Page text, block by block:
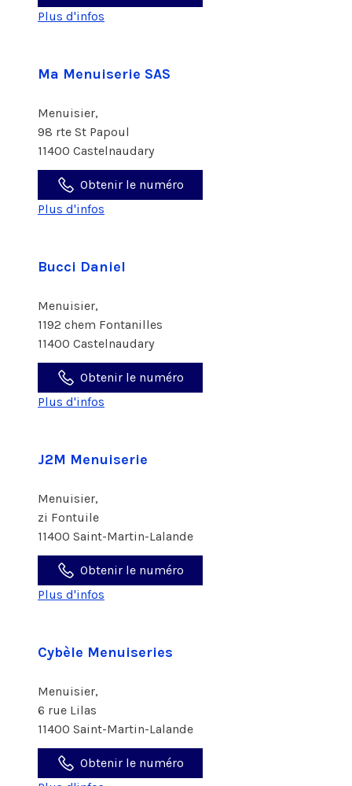
Plus d'infos
Ma Menuiserie SAS
Menuisier,
98 rte St Papoul
11400 Castelnaudary
Obtenir le numéro
Plus d'infos
Bucci Daniel
Menuisier,
1192 chem Fontanilles
11400 Castelnaudary
Obtenir le numéro
Plus d'infos
J2M Menuiserie
Menuisier,
zi Fontuile
11400 Saint-Martin-Lalande
Obtenir le numéro
Plus d'infos
Cybèle Menuiseries
Menuisier,
6 rue Lilas
11400 Saint-Martin-Lalande
Obtenir le numéro